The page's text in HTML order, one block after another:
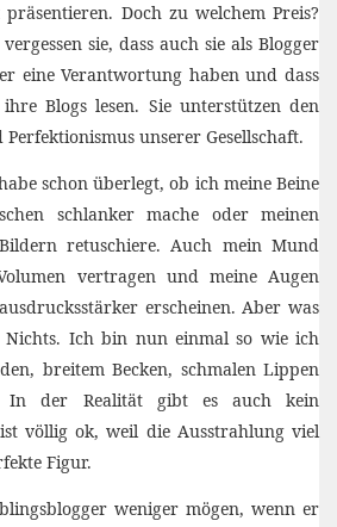
Doch zu welchem Preis?
sie, dass auch sie als Blogger
eine Verantwortung haben und dass
Blogs lesen. Sie unterstützen den
unserer Gesellschaft.
schon überlegt, ob ich meine Beine
schlanker mache oder meinen
retuschiere. Auch mein Mund
vertragen und meine Augen
erscheinen. Aber was
Ich bin nun einmal so wie ich
breitem Becken, schmalen Lippen
In der Realität gibt es auch kein
völlig ok, weil die Ausstrahlung viel
Figur.
weniger mögen, wenn er